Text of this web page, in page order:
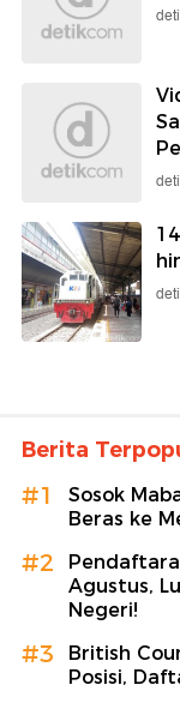
Berita
#1
Sosok
Beras ke
#2
Agustus,
Negeri!
#3
British
Posisi,